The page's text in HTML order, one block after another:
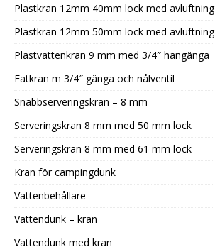
Plastkran 12mm 40mm lock med avluftning
Plastkran 12mm 50mm lock med avluftning
Plastvattenkran 9 mm med 3/4″ hangänga
Fatkran m 3/4″ gänga och nålventil
Snabbserveringskran – 8 mm
Serveringskran 8 mm med 50 mm lock
Serveringskran 8 mm med 61 mm lock
Kran för campingdunk
Vattenbehållare
Vattendunk – kran
Vattendunk med kran